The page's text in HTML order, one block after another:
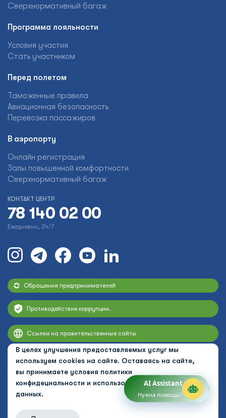
В целях улучшения предоставляемых услуг мы
используем cookies на сайте. Оставаясь на сайте,
вы принимаете условия политики
конфидециальности и использования персональных
данных.
Сверхнормативный багаж
Программа лояльности
Условия участия
Стать участником
Перед полетом
Таможенные правила
Авиационная безопасность
Перевозка пассажиров
В аэропорту
Онлайн регистрация
Залы повышенной комфортности
Сверхнормативный багаж
КОНТАКТ ЦЕНТР
78 140 02 00
Ежедневно, 24/7
Обращения предпринимателей
Противодействие коррупции.
Ссылки на правительственные сайты
AI Assistant
Нужна помощь?